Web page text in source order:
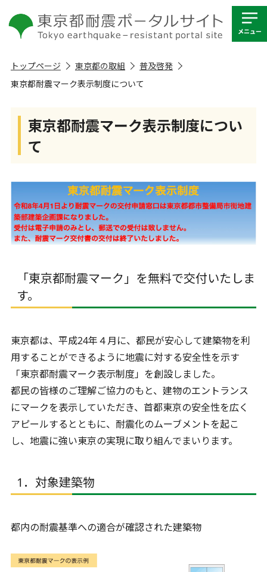
トップページ 東京都の取組
普及啓発
東京都耐震マーク表示制度について
東京都耐震マーク表示制度につい
て
「東京都耐震マーク」を無料で交付いたしま
す。
東京都は、平成24年４月に、都民が安心して建築物を利
用することができるように地震に対する安全性を示す
「東京都耐震マーク表示制度」を創設しました。
都民の皆様のご理解ご協力のもと、建物のエントランス
にマークを表示していただき、首都東京の安全性を広く
アピールするとともに、耐震化のムーブメントを起こ
し、地震に強い東京の実現に取り組んでまいります。
1．対象建築物
都内の耐震基準への適合が確認された建築物